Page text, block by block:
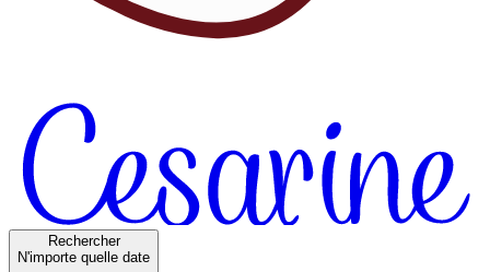
Rechercher
N'importe quelle date